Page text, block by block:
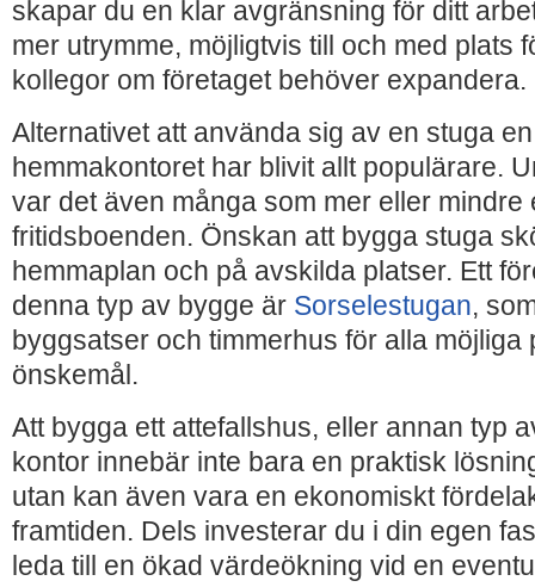
skapar du en klar avgränsning för ditt
mer utrymme, möjligtvis till och med plats
kollegor om företaget behöver expandera.
Alternativet att använda sig av en stuga
hemmakontoret har blivit allt populärare.
var det även många som mer eller mindre
fritidsboenden. Önskan att bygga stuga
hemmaplan och på avskilda platser. Ett
denna typ av bygge är Sorselestugan,
byggsatser och timmerhus för alla möjliga
önskemål.
Att bygga ett attefallshus, eller annan typ
kontor innebär inte bara en praktisk
utan kan även vara en ekonomiskt
framtiden. Dels investerar du i din egen
leda till en ökad värdeökning vid en